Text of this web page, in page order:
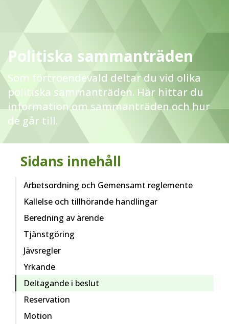
Politiska sammanträden
Som förtroendevald deltar du vid olika
politiska sammanträden. Här hittar du
information om sammanträden och hur
de går till.
Sidans innehåll
Arbetsordning och Gemensamt reglemente
Kallelse och tillhörande handlingar
Beredning av ärende
Tjänstgöring
Jävsregler
Yrkande
Deltagande i beslut
Reservation
Motion